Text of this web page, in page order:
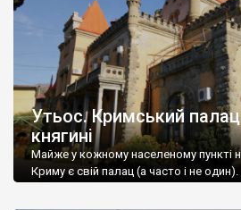
Утьос. Кримський палац
княгині
Майже у кожному населеному пункті
Криму є свій палац (а часто і не один).